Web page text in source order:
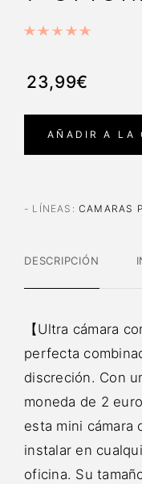
23,99€
AÑADIR A LA
- LÍNEAS :CAMARAS
DESCRIPCIÓN
【Ultra cámara
perfecta
discreción. Con
moneda de 2
esta mini cámara
instalar en
oficina. Su